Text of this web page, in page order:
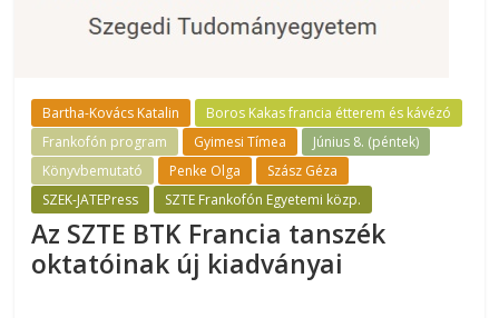
Bartha-Kovács Katalin
Boros Kakas francia étterem és kávézó
Frankofón program
Gyimesi Tímea
Június 8. (péntek)
Könyvbemutató
Penke Olga
Szász Géza
SZEK-JATEPress
SZTE Frankofón Egyetemi közp.
Az SZTE BTK Francia tanszék
oktatóinak új kiadványai